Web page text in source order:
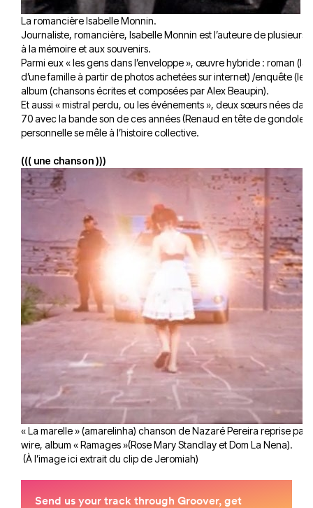
La romancière Isabelle Monnin.
Journaliste, romancière, Isabelle Monnin est l’auteure de plusieurs
à la mémoire et aux souvenirs.
Parmi eux « les gens dans l’enveloppe », œuvre hybride : roman (la
d’une famille à partir de photos achetées sur internet) /enquête
album (chansons écrites et composées par Alex Beaupin).
Et aussi « mistral perdu, ou les événements », deux sœurs nées
70 avec la bande son de ces années (Renaud en tête de gondole)
personnelle se mêle à l’histoire collective.
((( une chanson )))
« La marelle » (amarelinha) chanson de Nazaré Pereira reprise par
wire, album « Ramages »(Rose Mary Standlay et Dom La Nena).
(À l’image ici extrait du clip de Jeromiah)